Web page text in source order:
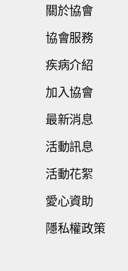
關於協會
協會服務
疾病介紹
加入協會
最新消息
活動訊息
活動花絮
愛心資助
隱私權政策